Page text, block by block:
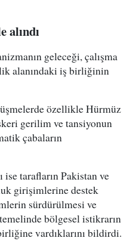
alındı
geleceği, çalışma
alanındaki iş birliğinin
özellikle Hürmüz
gerilim ve tansiyonun
çabaların
tarafların Pakistan ve
girişimlerine destek
sürdürülmesi ve
bölgesel istikrarın
vardıklarını bildirdi.